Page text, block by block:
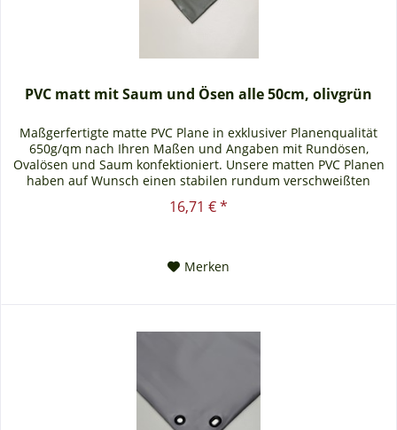
PVC matt mit Saum und Ösen alle 50cm, olivgrün
Maßgerfertigte matte PVC Plane in exklusiver Planenqualität
650g/qm nach Ihren Maßen und Angaben mit Rundösen,
Ovalösen und Saum konfektioniert. Unsere matten PVC Planen
haben auf Wunsch einen stabilen rundum verschweißten
Saum in der...
16,71 € *
Merken